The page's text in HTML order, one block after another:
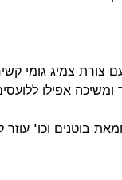
צורת צמיג גומי
אפילו
בוטנים וכו' עוזר